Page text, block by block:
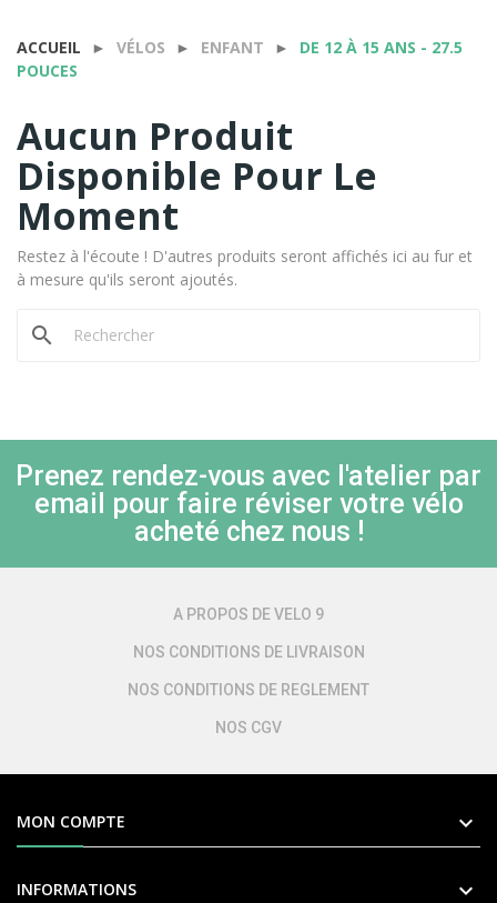
ACCUEIL VÉLOS ENFANT
DE 12 À 15 ANS - 27.5
POUCES
Aucun Produit
Disponible Pour Le
Moment
Restez à l'écoute ! D'autres produits seront affichés ici au fur et
à mesure qu'ils seront ajoutés.
search
Prenez rendez-vous avec l'atelier par
email pour faire réviser votre vélo
acheté chez nous !
A PROPOS DE VELO 9
NOS CONDITIONS DE LIVRAISON
NOS CONDITIONS DE REGLEMENT
NOS CGV
MON COMPTE 
INFORMATIONS 